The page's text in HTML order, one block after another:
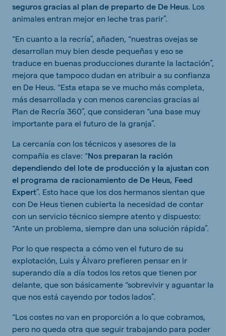
seguros gracias al plan de preparto de De Heus. Los
animales entran mejor en leche tras parir”.
“En cuanto a la recría”, añaden, “nuestras ovejas se
desarrollan muy bien desde pequeñas y eso se
traduce en buenas producciones durante la lactación”,
mejora que tampoco dudan en atribuir a su confianza
en De Heus. “Esta etapa se ve mucho más completa,
más desarrollada y con menos carencias gracias al
Plan de Recría 360”, que consideran “una base muy
importante para el futuro de la granja”.
La cercanía con los técnicos y asesores de la
compañía es clave: “Nos preparan la ración
dependiendo del lote de producción y la ajustan con
el programa de racionamiento de De Heus, Feed
Expert”. Esto hace que los dos hermanos sientan que
con De Heus tienen cubierta la necesidad de contar
con un servicio técnico siempre atento y dispuesto:
“Ante un problema, siempre dan una solución rápida”.
Por lo que respecta a cómo ven el futuro de su
explotación, Luis y Álvaro prefieren pensar en ir
superando día a día todos los retos que tienen por
delante, que son básicamente “sobrevivir y aguantar la
que nos está cayendo por todos lados”.
“Los costes no van en proporción a lo que cobramos,
pero no queda otra que seguir trabajando para poder